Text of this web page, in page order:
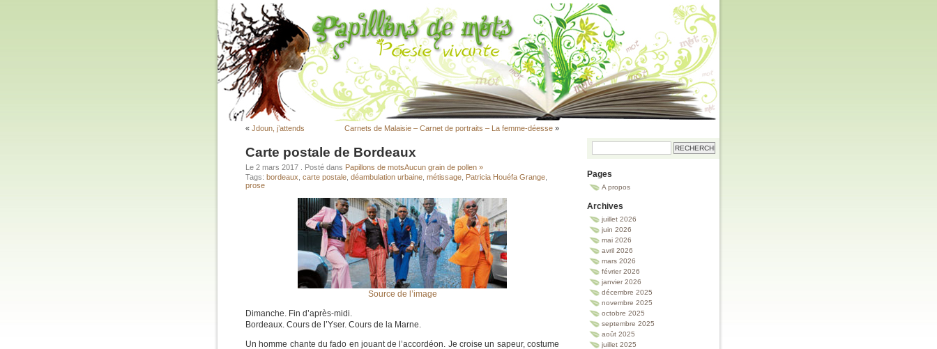
« Jdoun, j’attends Carnets de Malaisie – Carnet de portraits – La femme-déesse »
Carte postale de Bordeaux
Le 2 mars 2017 . Posté dans Papillons de motsAucun grain de pollen »
Tags: bordeaux carte postale déambulation urbaine métissage Patricia Houéfa Grange
prose
Source de l’image
Dimanche. Fin d’après-midi.
Bordeaux. Cours de l’Yser. Cours de la Marne.
Un homme chante du fado en jouant de l’accordéon. Je croise un sapeur, costume
Pages
A propos
Archives
juillet 2026
juin 2026
mai 2026
avril 2026
mars 2026
février 2026
janvier 2026
décembre 2025
novembre 2025
octobre 2025
septembre 2025
août 2025
juillet 2025